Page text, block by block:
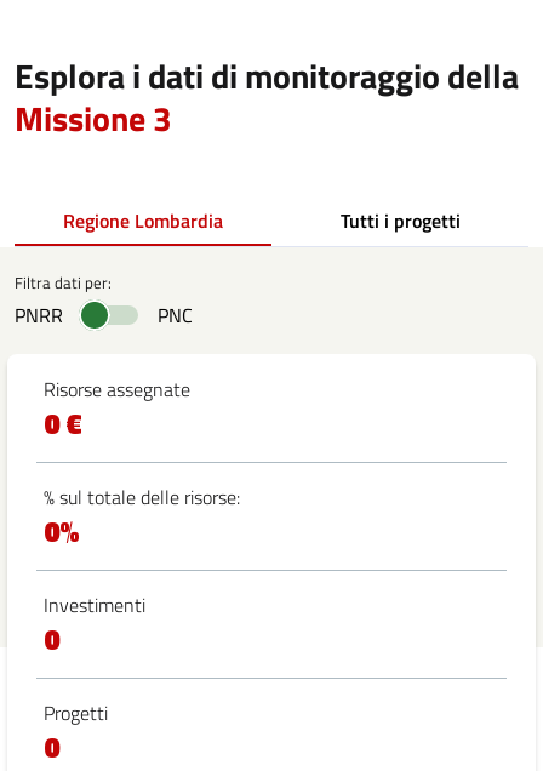
Esplora i dati di monitoraggio della
Missione 3
Regione Lombardia Tutti i progetti
Filtra dati per:
PNRR PNC
Risorse assegnate
0 €
% sul totale delle risorse:
0%
Investimenti
0
Progetti
0